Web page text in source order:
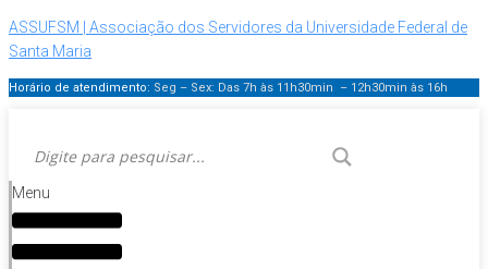
ASSUFSM | Associação dos Servidores da Universidade Federal de
Santa Maria
Horário de atendimento: Seg – Sex: Das 7h às 11h30min – 12h30min às 16h
Menu